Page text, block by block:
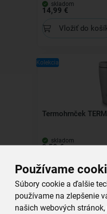
Používame
Súbory cookie a ďalšie
používame na zlepšenie
našich webových
skladom
14,99 €
Vložiť do
Kolekcia
Termohrnček
skladom
9,59 €
Vložiť do